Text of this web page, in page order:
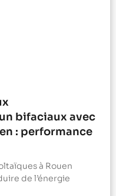
bifaciaux avec
: performance
à Rouen
de l’énergie